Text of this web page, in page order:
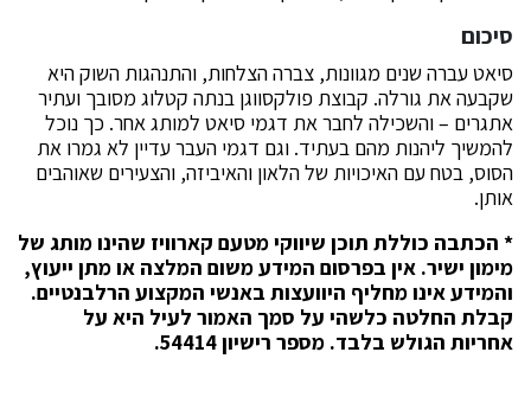
סיכום
סיאט עברה שנים מגוונות, צברה הצלחות, והתנהגות השוק היא
שקבעה את גורלה. קבוצת פולקסווגן בנתה קטלוג מסובך ועתיר
אתגרים – והשכילה לחבר את דגמי סיאט למותג אחר. כך נוכל
להמשיך ליהנות מהם בעתיד. וגם דגמי העבר עדיין לא גמרו את
הסוס, בטח עם האיכויות של הלאון והאיביזה, והצעירים שאוהבים
אותן.
* הכתבה כוללת תוכן שיווקי מטעם קארוויז שהינו מותג של
מימון ישיר. אין בפרסום המידע משום המלצה או מתן ייעוץ,
והמידע אינו מחליף היוועצות באנשי המקצוע הרלבנטיים.
קבלת החלטה כלשהי על סמך האמור לעיל היא על
אחריות הגולש בלבד. מספר רישיון 54414.